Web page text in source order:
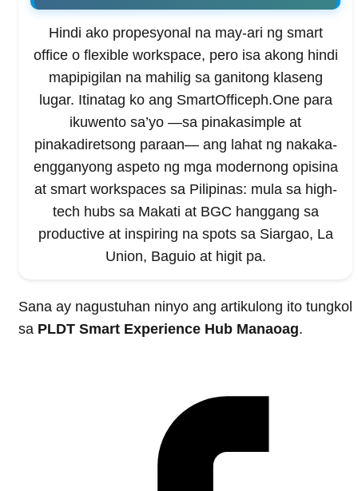
Hindi ako propesyonal na may-ari ng smart
office o flexible workspace, pero isa akong hindi
mapipigilan na mahilig sa ganitong klaseng
lugar. Itinatag ko ang SmartOfficeph.One para
ikuwento sa’yo —sa pinakasimple at
pinakadiretsong paraan— ang lahat ng nakaka-
engganyong aspeto ng mga modernong opisina
at smart workspaces sa Pilipinas: mula sa high-
tech hubs sa Makati at BGC hanggang sa
productive at inspiring na spots sa Siargao, La
Union, Baguio at higit pa.
Sana ay nagustuhan ninyo ang artikulong ito tungkol
sa PLDT Smart Experience Hub Manaoag.